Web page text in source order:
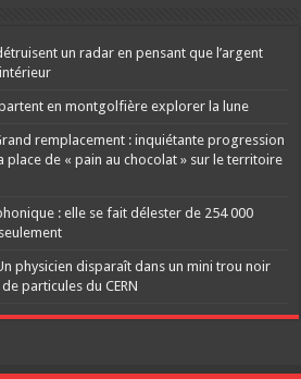
un radar en pensant que l’argent
en montgolfière explorer la lune
remplacement : inquiétante progression
place de « pain au chocolat » sur le territoire
: elle se fait délester de 254 000
physicien disparaît dans un mini trou noir
particules du CERN